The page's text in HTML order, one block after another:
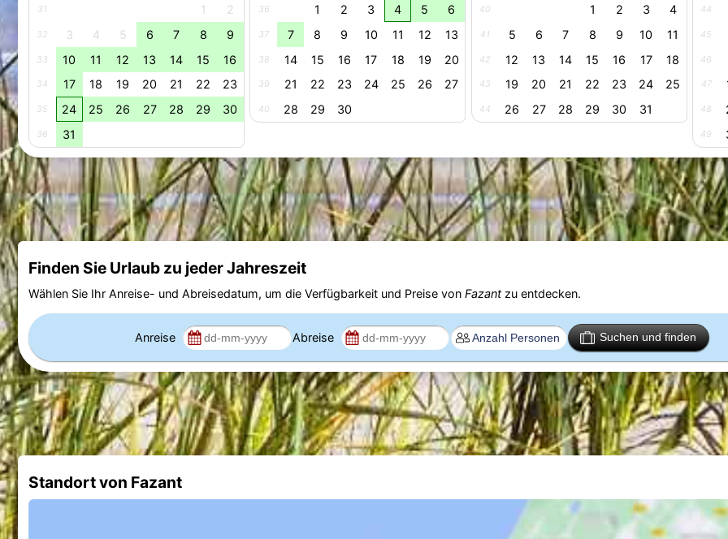
31 1 2
32 3 4 5 6 7 8 9
33 10 11 12 13 14 15 16
34 17 18 19 20 21 22 23
35 24 25 26 27 28 29 30
36 31
36 1 2 3 4 5 6
37 7 8 9 10 11 12 13
38 14 15 16 17 18 19 20
39 21 22 23 24 25 26 27
40 28 29 30
40 1 2 3 4
41 5 6 7 8 9 10 11
42 12 13 14 15 16 17 18
43 19 20 21 22 23 24 25
44 26 27 28 29 30 31
44
45
46
47
48
49
Finden Sie Urlaub zu jeder Jahreszeit
Wählen Sie Ihr Anreise- und Abreisedatum, um die Verfügbarkeit und Preise von Fazantzu entdecken.
Anreise Abreise Suchen und finden
Standort von Fazant